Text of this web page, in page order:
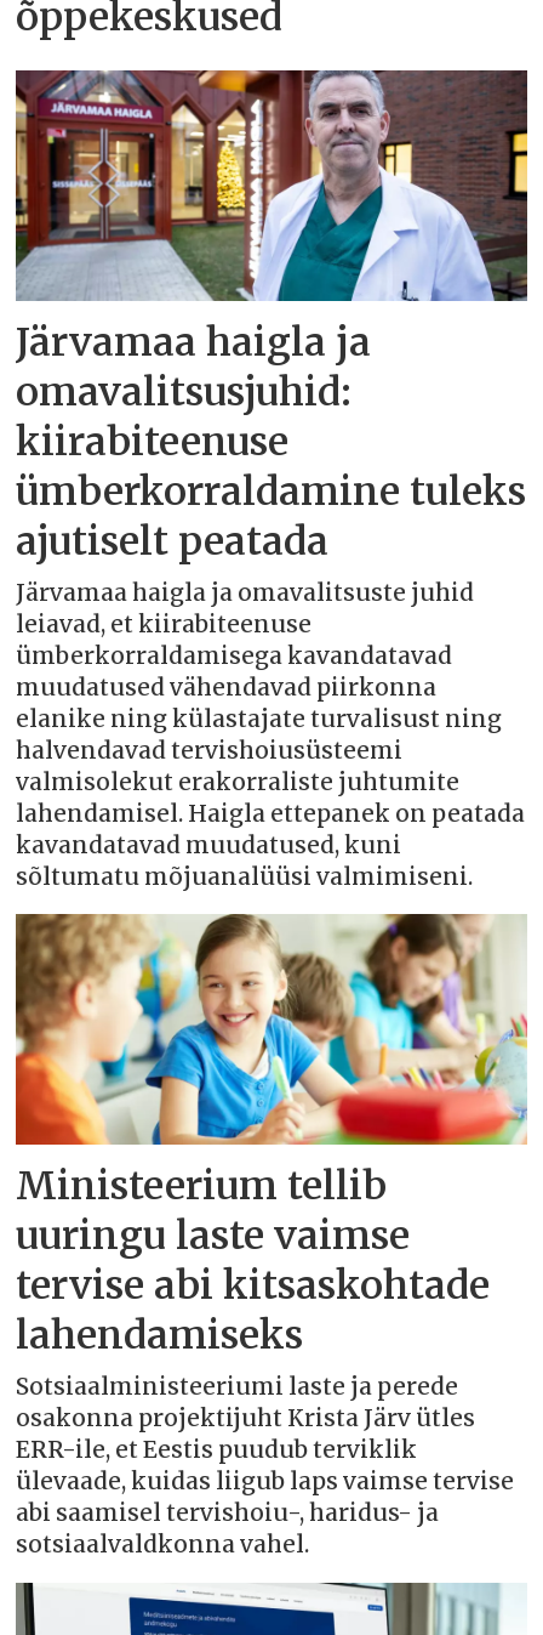
õppekeskused
Järvamaa haigla ja
omavalitsusjuhid:
kiirabiteenuse
ümberkorraldamine tuleks
ajutiselt peatada
Järvamaa haigla ja omavalitsuste juhid
leiavad, et kiirabiteenuse
ümberkorraldamisega kavandatavad
muudatused vähendavad piirkonna
elanike ning külastajate turvalisust ning
halvendavad tervishoiusüsteemi
valmisolekut erakorraliste juhtumite
lahendamisel. Haigla ettepanek on peatada
kavandatavad muudatused, kuni
sõltumatu mõjuanalüüsi valmimiseni.
Ministeerium tellib
uuringu laste vaimse
tervise abi kitsaskohtade
lahendamiseks
Sotsiaalministeeriumi laste ja perede
osakonna projektijuht Krista Järv ütles
ERR-ile, et Eestis puudub terviklik
ülevaade, kuidas liigub laps vaimse tervise
abi saamisel tervishoiu-, haridus- ja
sotsiaalvaldkonna vahel.